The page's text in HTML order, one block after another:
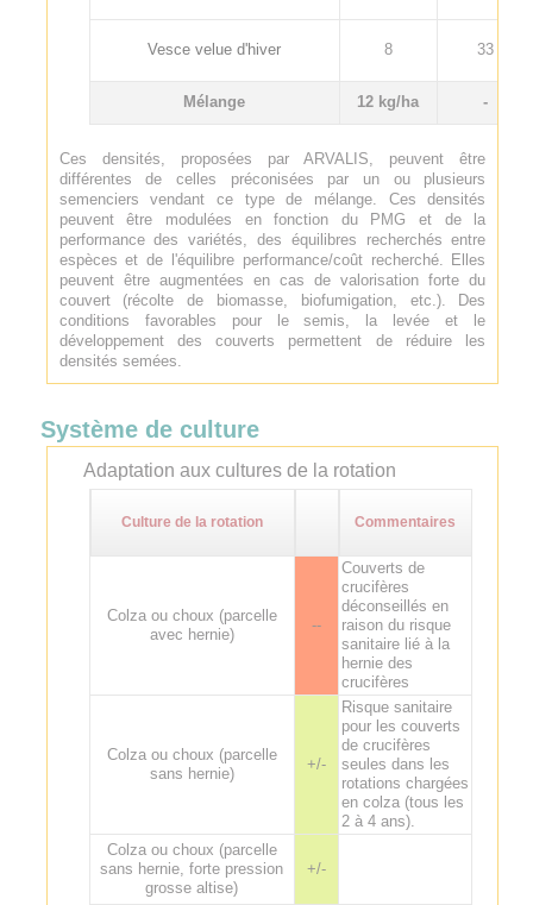
Vesce velue d'hiver 8 33
Mélange 12 kg/ha -
Ces densités, proposées par ARVALIS, peuvent être
différentes de celles préconisées par un ou plusieurs
semenciers vendant ce type de mélange. Ces densités
peuvent être modulées en fonction du PMG et de la
performance des variétés, des équilibres recherchés entre
espèces et de l'équilibre performance/coût recherché. Elles
peuvent être augmentées en cas de valorisation forte du
couvert (récolte de biomasse, biofumigation, etc.). Des
conditions favorables pour le semis, la levée et le
développement des couverts permettent de réduire les
densités semées.
Système de culture
Adaptation aux cultures de la rotation
Culture de la rotation Commentaires
Colza ou choux (parcelle
avec hernie)
--
Couverts de
crucifères
déconseillés en
raison du risque
sanitaire lié à la
hernie des
crucifères
Colza ou choux (parcelle
sans hernie)
+/-
Risque sanitaire
pour les couverts
de crucifères
seules dans les
rotations chargées
en colza (tous les
2 à 4 ans).
Colza ou choux (parcelle
sans hernie, forte pression
grosse altise)
+/-